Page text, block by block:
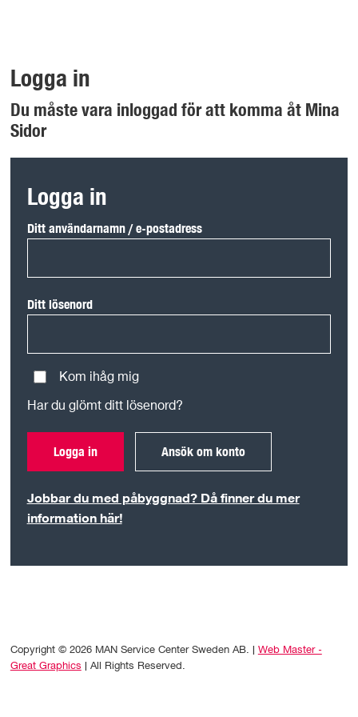
Logga in
Du måste vara inloggad för att komma åt Mina
Sidor
Logga in
Ditt användarnamn / e-postadress
Ditt lösenord
Kom ihåg mig
Har du glömt ditt lösenord?
Logga in Ansök om konto
Jobbar du med påbyggnad? Då finner du mer
information här!
Copyright © 2026 MAN Service Center Sweden AB. | Web Master -
Great Graphics | All Rights Reserved.